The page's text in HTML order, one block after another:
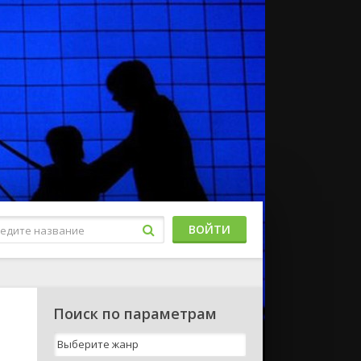
ВОЙТИ
Поиск по параметрам